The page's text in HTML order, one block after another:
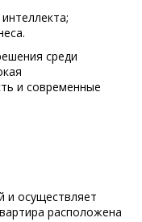
среди
и современные
и осуществляет
расположена